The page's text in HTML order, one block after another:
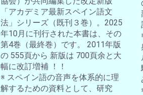
「アカデミア最新スペイン語文
法」シリーズ（既刊３巻）。2025
年10月に刊行された本書は、その
第4巻（最終巻）です。 2011年版
の 555頁から 新版は 700頁余と大
幅に改訂増補 ！！
※ スペイン語の音声を体系的に理
解するための資料として、研究